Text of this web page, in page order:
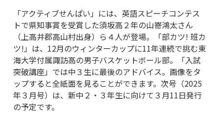
「アクティブせんぱい」には、英語スピーチコンテス
トで県知事賞を受賞した須坂高２年の山嵜鴻太さん
（上高井郡高山村出身）ら４人が登場。「部カツ! 班カ
ツ!」は、12月のウィンターカップに11年連続で挑む東
海大学付属諏訪高の男子バスケットボール部。「入試
突破講座」では中３生に最後のアドバイス。画像をタ
ップすると全紙面を見ることができます。次号（2025
年３月号）は、新中２・３年生に向けて３月11日発行
の予定です。